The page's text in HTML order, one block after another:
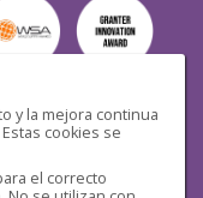
y la mejora continua
cookies se
el correcto